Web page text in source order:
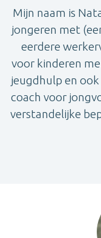
Mijn naam is
jongeren met
eerdere
voor kinderen
jeugdhulp en
coach voor
verstandelijke